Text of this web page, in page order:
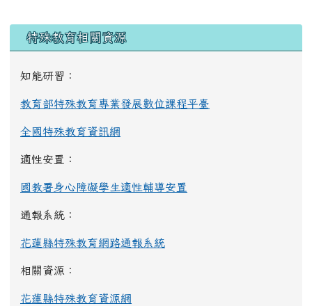
左邊區域內容
特殊教育相關資源
知能研習：
教育部特殊教育專業發展數位課程平臺
全國特殊教育資訊網
適性安置：
國教署身心障礙學生適性輔導安置
通報系統：
花蓮縣特殊教育網路通報系統
相關資源：
花蓮縣特殊教育資源網